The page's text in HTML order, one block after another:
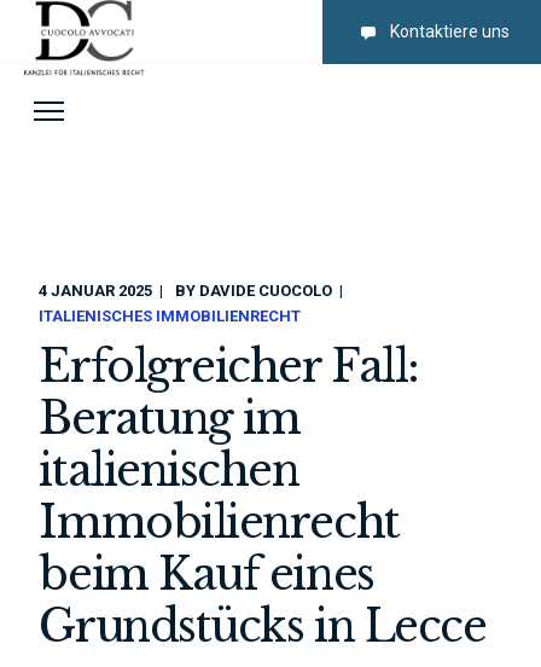
Kontaktiere uns
4 JANUAR 2025 BY DAVIDE CUOCOLO
ITALIENISCHES IMMOBILIENRECHT
Erfolgreicher Fall:
Beratung im
italienischen
Immobilienrecht
beim Kauf eines
Grundstücks in Lecce